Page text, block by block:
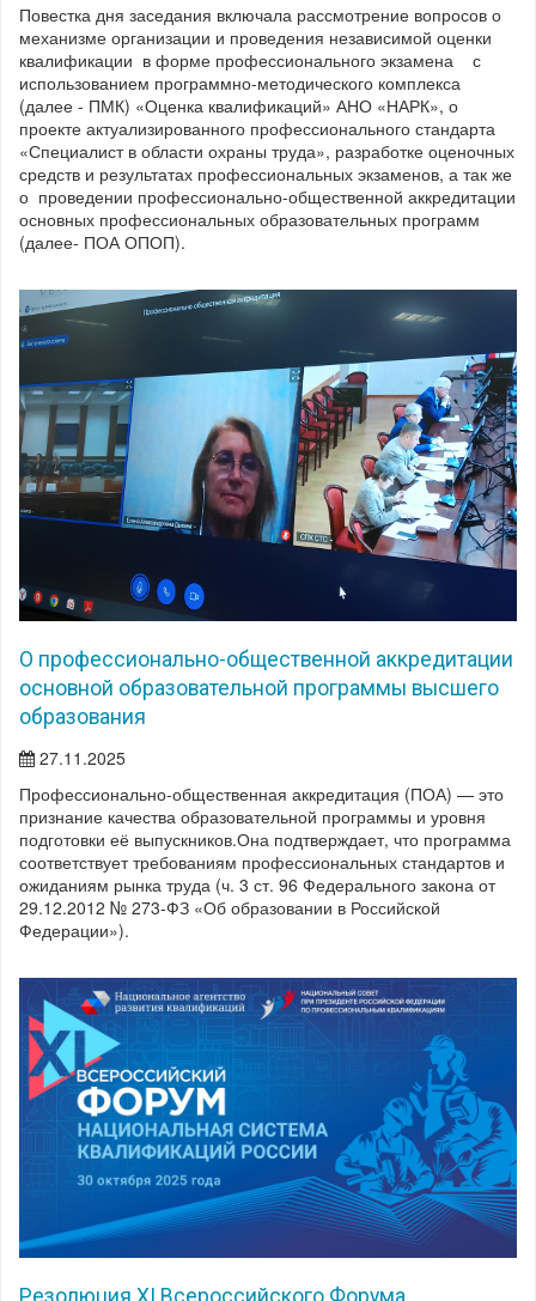
Повестка дня заседания включала рассмотрение вопросов о
механизме организации и проведения независимой оценки
квалификации в форме профессионального экзамена с
использованием программно-методического комплекса
(далее - ПМК) «Оценка квалификаций» АНО «НАРК», о
проекте актуализированного профессионального стандарта
«Специалист в области охраны труда», разработке оценочных
средств и результатах профессиональных экзаменов, а так же
о проведении профессионально-общественной аккредитации
основных профессиональных образовательных программ
(далее- ПОА ОПОП).
О профессионально-общественной аккредитации
основной образовательной программы высшего
образования
27.11.2025
Профессионально-общественная аккредитация (ПОА) — это
признание качества образовательной программы и уровня
подготовки её выпускников. Она подтверждает, что программа
соответствует требованиям профессиональных стандартов и
ожиданиям рынка труда (ч. 3 ст. 96 Федерального закона от
29.12.2012 № 273-ФЗ «Об образовании в Российской
Федерации»).
Резолюция XI Всероссийского Форума